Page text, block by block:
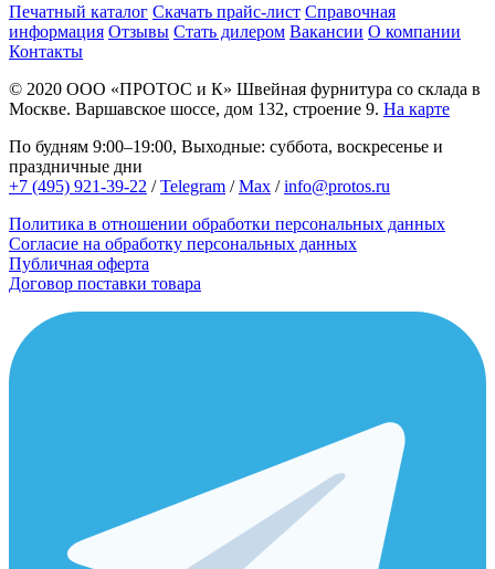
Печатный каталог Скачать прайс-лист Справочная
информация Отзывы Стать дилером Вакансии О компании
Контакты
© 2020 ООО «ПРОТОС и К» Швейная фурнитура со склада в
Москве. Варшавское шоссе, дом 132, строение 9. На карте
По будням 9:00–19:00, Выходные: суббота, воскресенье и
праздничные дни
+7 (495) 921-39-22 /Telegram /Max /info@protos.ru
Политика в отношении обработки персональных данных
Согласие на обработку персональных данных
Публичная оферта
Договор поставки товара